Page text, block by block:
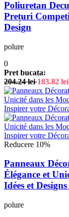
Poliuretan
Prețuri
Design
polure
0
Pret bucata:
204.24lei 183.82 lei
Reducere 10%
Panneaux
Élégance et
Idées et
polure